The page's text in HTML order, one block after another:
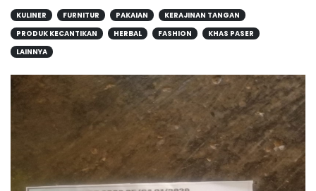
KULINER FURNITUR PAKAIAN
KERAJINAN TANGAN
PRODUK KECANTIKAN
HERBAL FASHION
KHAS PASER
LAINNYA